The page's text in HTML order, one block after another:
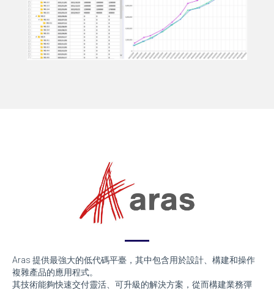
Aras 提供最強大的低代碼平臺，其中包含用於設計、構建和操作
複雜產品的應用程式。
其技術能夠快速交付靈活、可升級的解決方案，從而構建業務彈